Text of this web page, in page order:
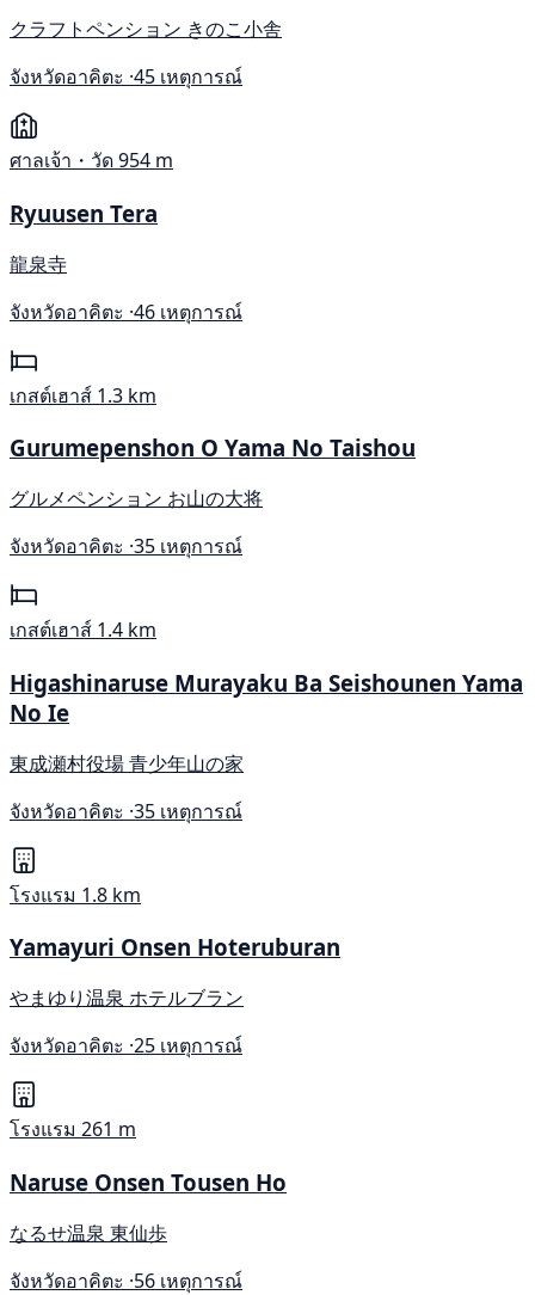
クラフトペンション きのこ小舎
จังหวัดอาคิตะ ·45 เหตุการณ์
ศาลเจ้า・วัด954 m
Ryuusen Tera
龍泉寺
จังหวัดอาคิตะ ·46 เหตุการณ์
เกสต์เฮาส์ 1.3 km
Gurumepenshon O Yama No Taishou
グルメペンション お山の大将
จังหวัดอาคิตะ ·35 เหตุการณ์
เกสต์เฮาส์ 1.4 km
Higashinaruse Murayaku Ba Seishounen Yama
No Ie
東成瀬村役場 青少年山の家
จังหวัดอาคิตะ ·35 เหตุการณ์
โรงแรม 1.8 km
Yamayuri Onsen Hoteruburan
やまゆり温泉 ホテルブラン
จังหวัดอาคิตะ ·25 เหตุการณ์
โรงแรม 261 m
Naruse Onsen Tousen Ho
なるせ温泉 東仙歩
จังหวัดอาคิตะ ·56 เหตุการณ์